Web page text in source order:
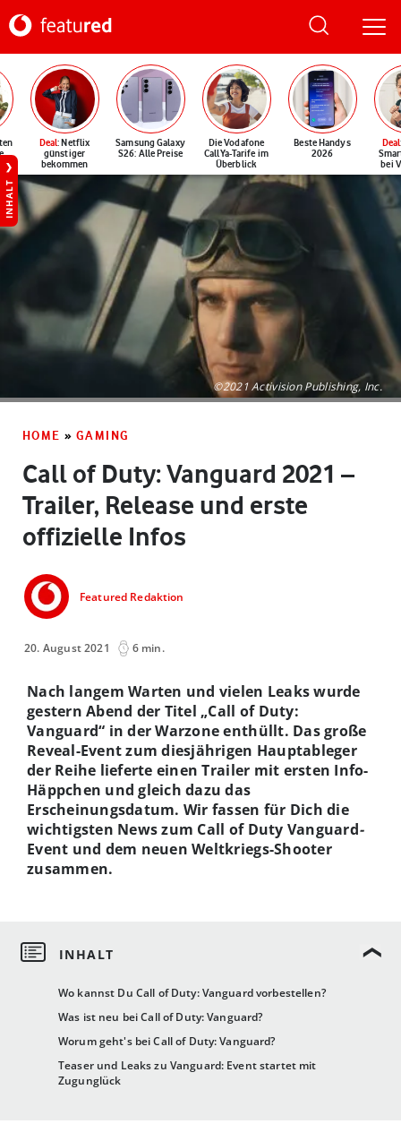
Deal: Netflix
günstiger
bekommen
Samsung Galaxy
S26: Alle Preise
Die Vodafone
CallYa-Tarife im
Überblick
Beste Handys
2026
Deal
bei
INHALT
©2021 Activision Publishing, Inc.
HOME » GAMING
Call of Duty: Vanguard 2021 –
Trailer, Release und erste
offizielle Infos
Featured Redaktion
20. August 2021 6 min.
Wo kannst Du Call of Duty: Vanguard vorbestellen?
Was ist neu bei Call of Duty: Vanguard?
Worum geht's bei Call of Duty: Vanguard?
Teaser und Leaks zu Vanguard: Event startet mit
Zugunglück
Nach langem Warten und vielen Leaks wurde
gestern Abend der Titel „Call of Duty:
Vanguard“ in der Warzone enthüllt. Das große
Reveal-Event zum diesjährigen Hauptableger
der Reihe lieferte einen Trailer mit ersten Info-
Häppchen und gleich dazu das
Erscheinungsdatum. Wir fassen für Dich die
wichtigsten News zum Call of Duty Vanguard-
Event und dem neuen Weltkriegs-Shooter
zusammen.